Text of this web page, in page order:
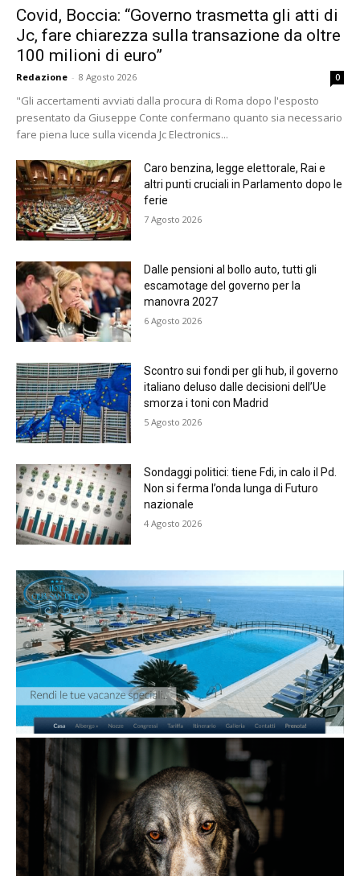
Covid, Boccia: “Governo trasmetta gli atti di
Jc, fare chiarezza sulla transazione da oltre
100 milioni di euro”
Redazione - 8 Agosto 2026 0
"Gli accertamenti avviati dalla procura di Roma dopo l'esposto
presentato da Giuseppe Conte confermano quanto sia necessario
fare piena luce sulla vicenda Jc Electronics...
Caro benzina, legge elettorale, Rai e
altri punti cruciali in Parlamento dopo le
ferie
7 Agosto 2026
Dalle pensioni al bollo auto, tutti gli
escamotage del governo per la
manovra 2027
6 Agosto 2026
Scontro sui fondi per gli hub, il governo
italiano deluso dalle decisioni dell’Ue
smorza i toni con Madrid
5 Agosto 2026
Sondaggi politici: tiene Fdi, in calo il Pd.
Non si ferma l’onda lunga di Futuro
nazionale
4 Agosto 2026